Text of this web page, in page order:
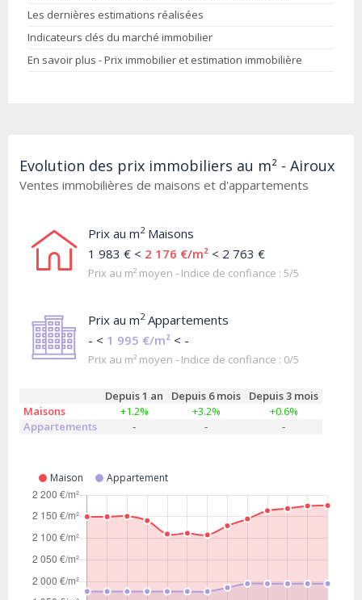
Les dernières estimations réalisées
Indicateurs clés du marché immobilier
En savoir plus - Prix immobilier et estimation immobilière
Evolution des prix immobiliers au m² - Airoux
Ventes immobilières de maisons et d'appartements
Prix au m2Maisons
1 983 € < 2 176 €/m² < 2 763 €
Prix au m² moyen - Indice de confiance : 5/5
Prix au m2Appartements
- < 1 995 €/m² < -
Prix au m² moyen - Indice de confiance : 0/5
Depuis 1 an Depuis 6 mois
Depuis 3 mois
Maisons
+1.2% +3.2%
+0.6%
Appartements
- - -
Maison Appartement